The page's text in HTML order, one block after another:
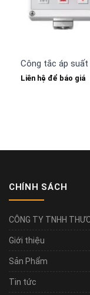
Công tắc áp suất
Liên hệ để báo giá
CHÍNH SÁCH
CÔNG TY TNHH
Giới thiệu
Sản Phẩm
Tin tức